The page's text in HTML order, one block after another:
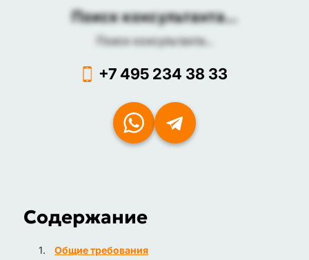
Поиск консультанта...
Поиск консультанта...
+7 495 234 38 33
Содержание
Общие требования